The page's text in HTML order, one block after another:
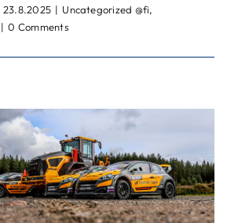
23.8.2025 | Uncategorized @fi,
| 0 Comments